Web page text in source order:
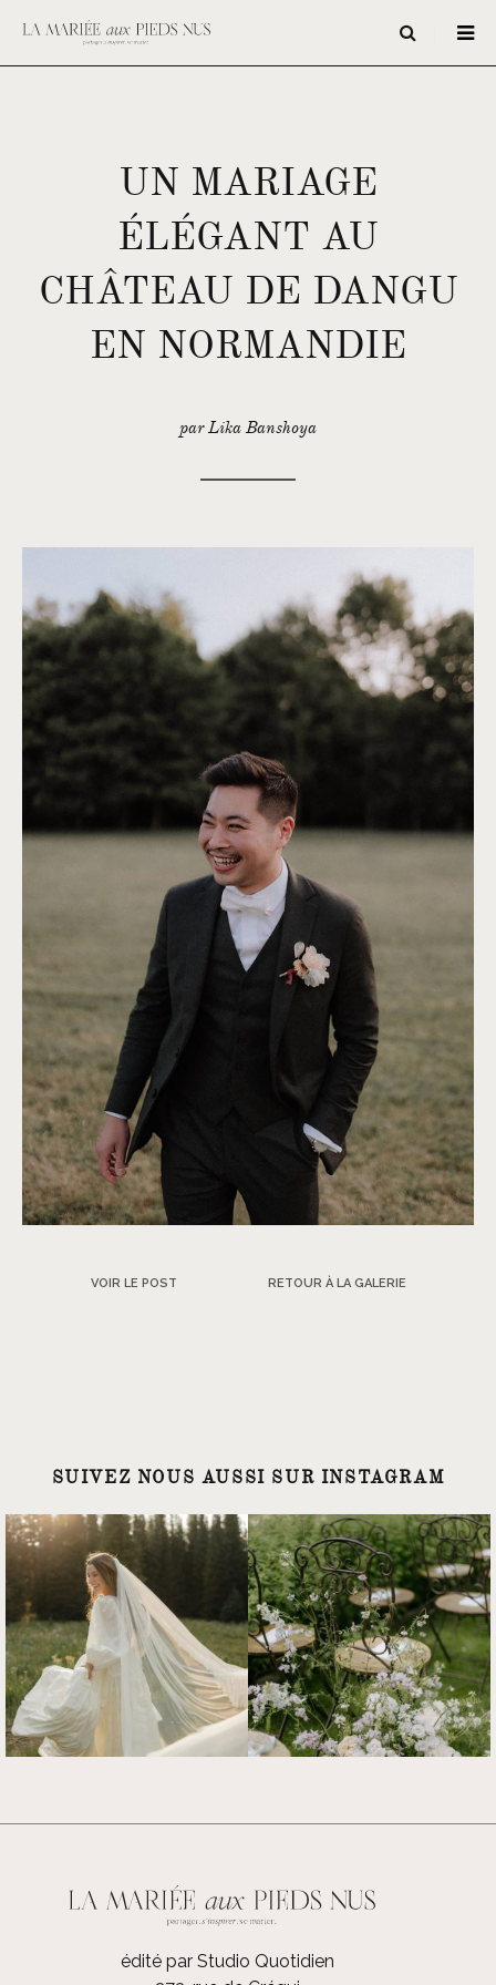
UN MARIAGE
ÉLÉGANT AU
CHÂTEAU DE DANGU
EN NORMANDIE
par Lika Banshoya
VOIR LE POST RETOUR À LA GALERIE
SUIVEZ NOUS AUSSI SUR INSTAGRAM
édité par Studio Quotidien